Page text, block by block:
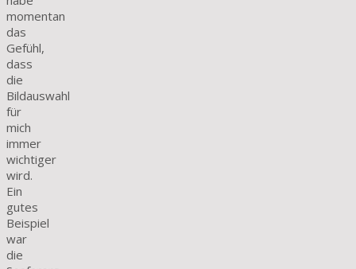
momentan
das
Gefühl,
dass
die
Bildauswahl
für
mich
immer
wichtiger
wird.
Ein
gutes
Beispiel
war
die